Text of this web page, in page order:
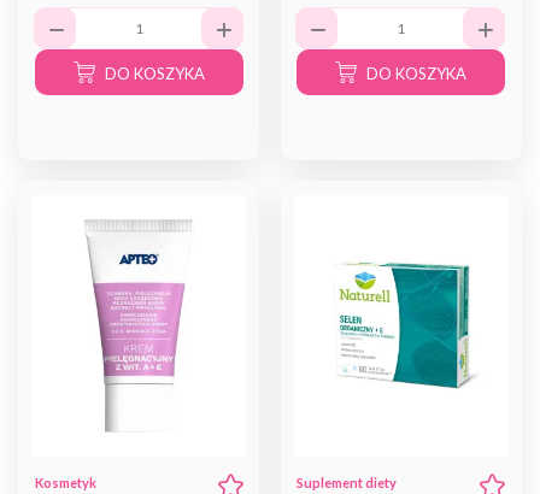
DO KOSZYKA DO KOSZYKA
Kosmetyk Suplement diety